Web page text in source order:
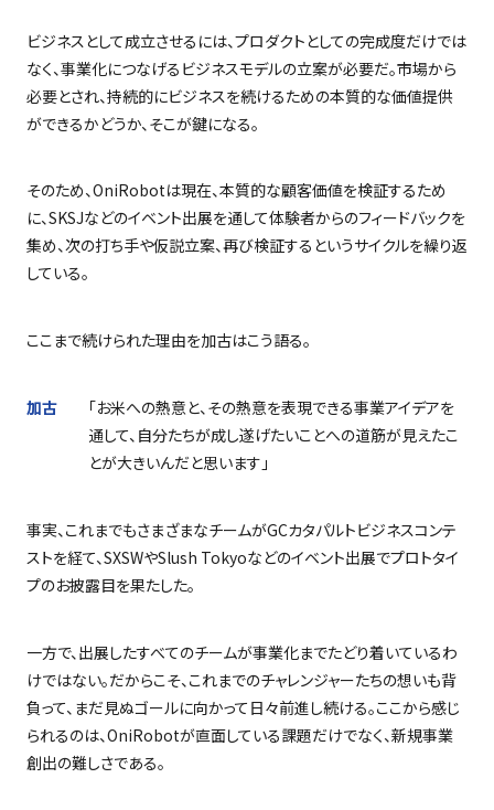
ビジネスとして成立させるには、プロダクトとしての完成度だけでは
なく、事業化につなげるビジネスモデルの立案が必要だ。市場から
必要とされ、持続的にビジネスを続けるための本質的な価値提供
ができるかどうか、そこが鍵になる。
そのため、OniRobotは現在、本質的な顧客価値を検証するため
に、SKSJなどのイベント出展を通して体験者からのフィードバックを
集め、次の打ち手や仮説立案、再び検証するというサイクルを繰り返
している。
ここまで続けられた理由を加古はこう語る。
加古
「お米への熱意と、その熱意を表現できる事業アイデアを
通して、自分たちが成し遂げたいことへの道筋が見えたこ
とが大きいんだと思います」
事実、これまでもさまざまなチームがGCカタパルトビジネスコンテ
ストを経て、SXSWやSlush Tokyoなどのイベント出展でプロトタイ
プのお披露目を果たした。
一方で、出展したすべてのチームが事業化までたどり着いているわ
けではない。だからこそ、これまでのチャレンジャーたちの想いも背
負って、まだ見ぬゴールに向かって日々前進し続ける。ここから感じ
られるのは、OniRobotが直面している課題だけでなく、新規事業
創出の難しさである。